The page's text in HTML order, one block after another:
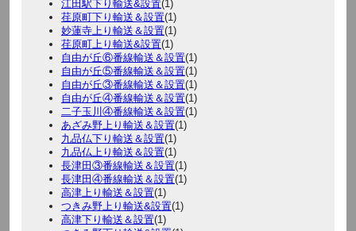
江田駅下り輸送&設置(1)
荏原町下り輸送＆設置(1)
妙蓮寺上り輸送＆設置(1)
荏原町上り輸送&設置(1)
自由が丘⑥番線輸送＆設置(1)
自由が丘⑤番線輸送＆設置(1)
自由が丘③番線輸送＆設置(1)
自由が丘④番線輸送＆設置(1)
二子玉川④番線輸送＆設置(1)
あざみ野上り輸送＆設置(1)
九品仏下り輸送＆設置(1)
九品仏上り輸送＆設置(1)
長津田③番線輸送＆設置(1)
長津田④番線輸送＆設置(1)
高津上り輸送＆設置(1)
つきみ野上り輸送&設置(1)
高津下り輸送＆設置(1)